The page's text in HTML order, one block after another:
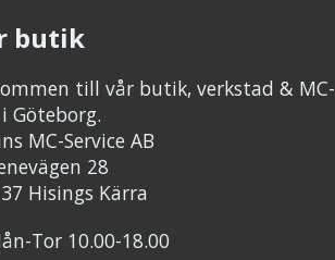
butik
till vår butik, verkstad & MC-
Göteborg.
MC-Service AB
28
Hisings Kärra
Tor 10.00-18.00